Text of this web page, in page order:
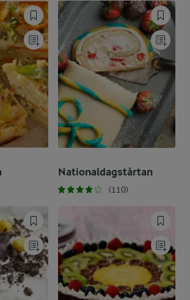
Nationaldagstårtan
(110)